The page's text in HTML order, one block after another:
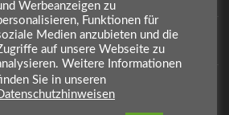
irányelvek Kontakt
Werbeanzeigen zu
Funktionen für
Medien anzubieten und die
auf unsere Webseite zu
Weitere Informationen
Sie in unseren